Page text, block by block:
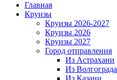
Главная
Круизы
Круизы 2026-2027
Круизы 2026
Круизы 2027
Город отправления
Из Астрахани
Из Волгограда
Из Казани